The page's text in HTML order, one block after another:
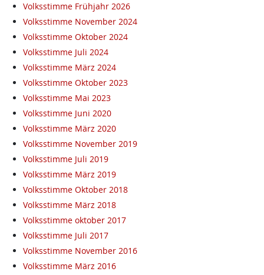
Volksstimme Frühjahr 2026
Volksstimme November 2024
Volksstimme Oktober 2024
Volksstimme Juli 2024
Volksstimme März 2024
Volksstimme Oktober 2023
Volksstimme Mai 2023
Volksstimme Juni 2020
Volksstimme März 2020
Volksstimme November 2019
Volksstimme Juli 2019
Volksstimme März 2019
Volksstimme Oktober 2018
Volksstimme März 2018
Volksstimme oktober 2017
Volksstimme Juli 2017
Volksstimme November 2016
Volksstimme März 2016